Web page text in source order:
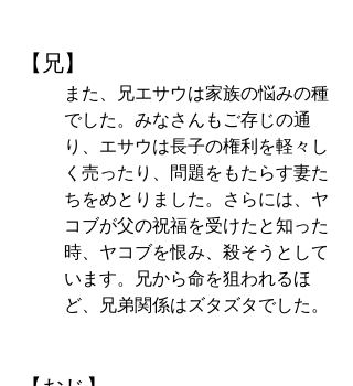
【兄】
また、兄エサウは家族の悩みの種
でした。みなさんもご存じの通
り、エサウは長子の権利を軽々し
く売ったり、問題をもたらす妻た
ちをめとりました。さらには、ヤ
コブが父の祝福を受けたと知った
時、ヤコブを恨み、殺そうとして
います。兄から命を狙われるほ
ど、兄弟関係はズタズタでした。